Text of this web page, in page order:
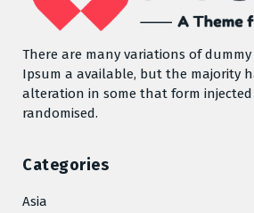
There are many variations of dummy
Ipsum a available, but the majority
alteration in some that form
randomised.
Categories
Asia